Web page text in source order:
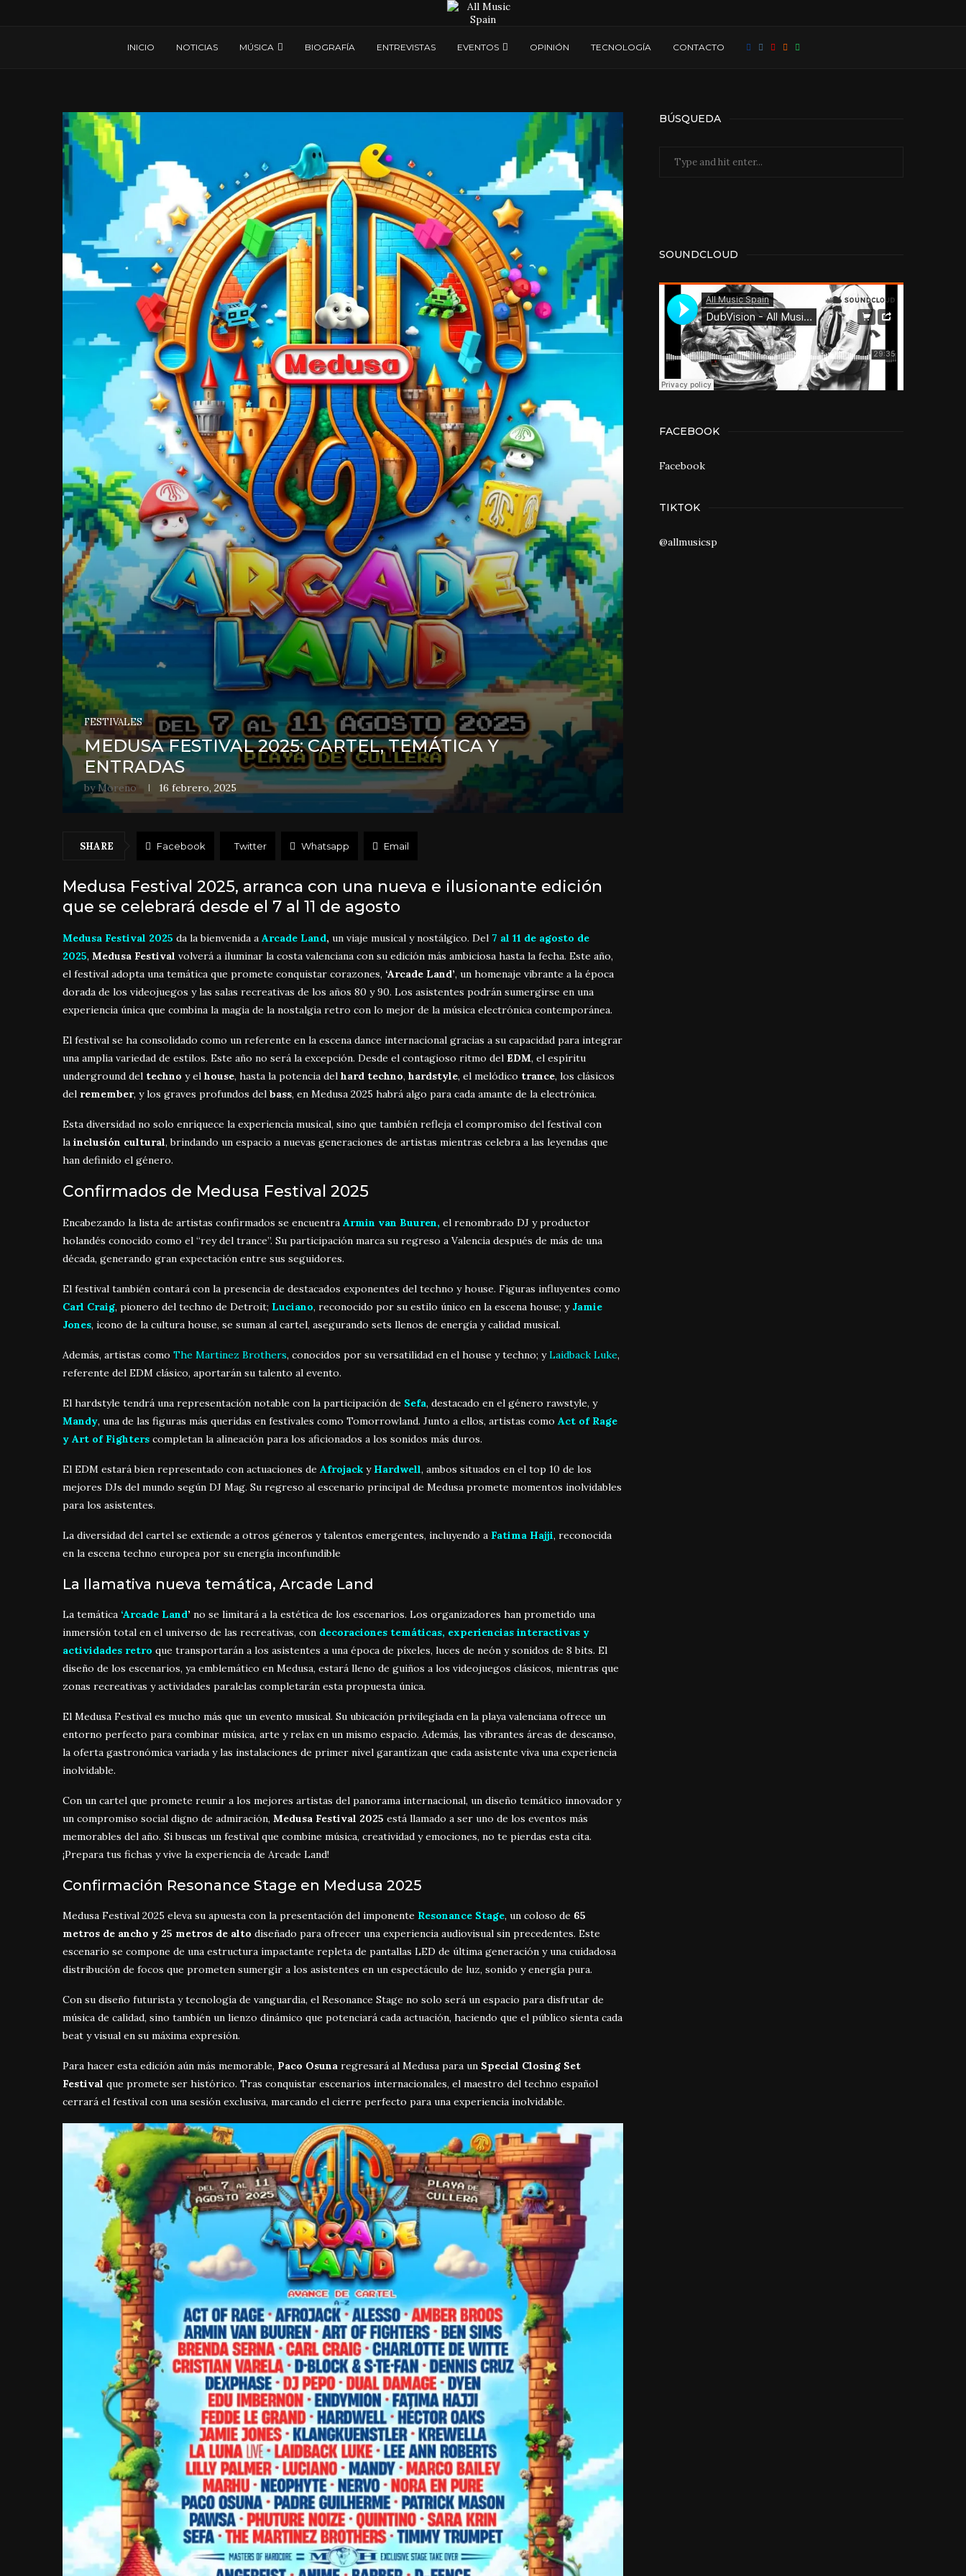
INICIO NOTICIAS MÚSICA BIOGRAFÍA ENTREVISTAS EVENTOS OPINIÓN TECNOLOGÍA CONTACTO
FESTIVALES
MEDUSA FESTIVAL 2025: CARTEL, TEMÁTICA Y
ENTRADAS
by Moreno 16 febrero, 2025
SHARE Facebook Twitter Whatsapp Email
Medusa Festival 2025, arranca con una nueva e ilusionante edición
que se celebrará desde el 7 al 11 de agosto
Medusa Festival 2025 da la bienvenida a Arcade Land, un viaje musical y nostálgico. Del 7 al 11 de agosto de
2025, Medusa Festival volverá a iluminar la costa valenciana con su edición más ambiciosa hasta la fecha. Este año,
el festival adopta una temática que promete conquistar corazones, ‘Arcade Land’, un homenaje vibrante a la época
dorada de los videojuegos y las salas recreativas de los años 80 y 90. Los asistentes podrán sumergirse en una
experiencia única que combina la magia de la nostalgia retro con lo mejor de la música electrónica contemporánea.
El festival se ha consolidado como un referente en la escena dance internacional gracias a su capacidad para integrar
una amplia variedad de estilos. Este año no será la excepción. Desde el contagioso ritmo del EDM, el espíritu
underground del techno y el house, hasta la potencia del hard techno, hardstyle, el melódico trance, los clásicos
del remember, y los graves profundos del bass, en Medusa 2025 habrá algo para cada amante de la electrónica.
Esta diversidad no solo enriquece la experiencia musical, sino que también refleja el compromiso del festival con
la inclusión cultural, brindando un espacio a nuevas generaciones de artistas mientras celebra a las leyendas que
han definido el género.
Confirmados de Medusa Festival 2025
Encabezando la lista de artistas confirmados se encuentra Armin van Buuren, el renombrado DJ y productor
holandés conocido como el “rey del trance”. Su participación marca su regreso a Valencia después de más de una
década, generando gran expectación entre sus seguidores.
El festival también contará con la presencia de destacados exponentes del techno y house. Figuras influyentes como
Carl Craig, pionero del techno de Detroit; Luciano, reconocido por su estilo único en la escena house; y Jamie
Jones, icono de la cultura house, se suman al cartel, asegurando sets llenos de energía y calidad musical.
Además, artistas como The Martinez Brothers, conocidos por su versatilidad en el house y techno; yLaidback Luke,
referente del EDM clásico, aportarán su talento al evento.
El hardstyle tendrá una representación notable con la participación de Sefa, destacado en el género rawstyle, y
Mandy, una de las figuras más queridas en festivales como Tomorrowland. Junto a ellos, artistas como Act of Rage
y Art of Fighters completan la alineación para los aficionados a los sonidos más duros.
El EDM estará bien representado con actuaciones de Afrojack y Hardwell, ambos situados en el top 10 de los
mejores DJs del mundo según DJ Mag. Su regreso al escenario principal de Medusa promete momentos inolvidables
para los asistentes.
La diversidad del cartel se extiende a otros géneros y talentos emergentes, incluyendo a Fatima Hajji, reconocida
en la escena techno europea por su energía inconfundible
La llamativa nueva temática, Arcade Land
La temática ‘Arcade Land’ no se limitará a la estética de los escenarios. Los organizadores han prometido una
inmersión total en el universo de las recreativas, con decoraciones temáticas, experiencias interactivas y
actividades retro que transportarán a los asistentes a una época de píxeles, luces de neón y sonidos de 8 bits. El
diseño de los escenarios, ya emblemático en Medusa, estará lleno de guiños a los videojuegos clásicos, mientras que
zonas recreativas y actividades paralelas completarán esta propuesta única.
El Medusa Festival es mucho más que un evento musical. Su ubicación privilegiada en la playa valenciana ofrece un
entorno perfecto para combinar música, arte y relax en un mismo espacio. Además, las vibrantes áreas de descanso,
la oferta gastronómica variada y las instalaciones de primer nivel garantizan que cada asistente viva una experiencia
inolvidable.
Con un cartel que promete reunir a los mejores artistas del panorama internacional, un diseño temático innovador y
un compromiso social digno de admiración, Medusa Festival 2025 está llamado a ser uno de los eventos más
memorables del año. Si buscas un festival que combine música, creatividad y emociones, no te pierdas esta cita.
¡Prepara tus fichas y vive la experiencia de Arcade Land!
Confirmación Resonance Stage en Medusa 2025
Medusa Festival 2025 eleva su apuesta con la presentación del imponente Resonance Stage, un coloso de 65
metros de ancho y 25 metros de alto diseñado para ofrecer una experiencia audiovisual sin precedentes. Este
escenario se compone de una estructura impactante repleta de pantallas LED de última generación y una cuidadosa
distribución de focos que prometen sumergir a los asistentes en un espectáculo de luz, sonido y energía pura.
Con su diseño futurista y tecnología de vanguardia, el Resonance Stage no solo será un espacio para disfrutar de
música de calidad, sino también un lienzo dinámico que potenciará cada actuación, haciendo que el público sienta cada
beat y visual en su máxima expresión.
Para hacer esta edición aún más memorable, Paco Osuna regresará al Medusa para un Special Closing Set
Festival que promete ser histórico. Tras conquistar escenarios internacionales, el maestro del techno español
cerrará el festival con una sesión exclusiva, marcando el cierre perfecto para una experiencia inolvidable.
BÚSQUEDA
SOUNDCLOUD
FACEBOOK
Facebook
TIKTOK
@allmusicsp